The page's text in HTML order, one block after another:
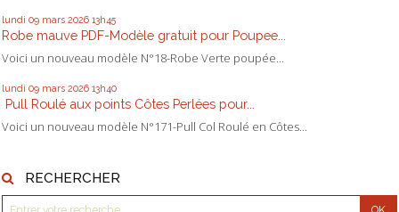
lundi 09 mars 2026 13h45
Robe mauve PDF-Modèle gratuit pour Poupee...
Voici un nouveau modèle N°18-Robe Verte poupée...
lundi 09 mars 2026 13h40
Pull Roulé aux points Côtes Perlées pour...
Voici un nouveau modèle N°171-Pull Col Roulé en Côtes...
RECHERCHER